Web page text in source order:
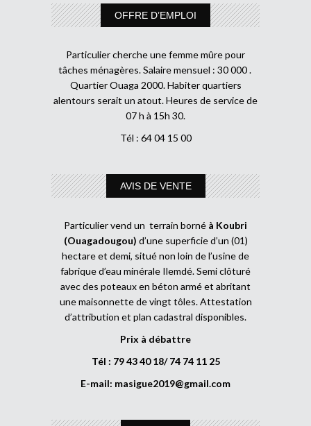
OFFRE D’EMPLOI
Particulier cherche une femme mûre pour
tâches ménagères. Salaire mensuel : 30 000 .
Quartier Ouaga 2000. Habiter quartiers
alentours serait un atout. Heures de service de
07 h à 15h 30.
Tél : 64 04 15 00
AVIS DE VENTE
Particulier vend un terrain borné à Koubri
(Ouagadougou) d’une superficie d’un (01)
hectare et demi, situé non loin de l’usine de
fabrique d’eau minérale Ilemdé. Semi clôturé
avec des poteaux en béton armé et abritant
une maisonnette de vingt tôles. Attestation
d’attribution et plan cadastral disponibles.
Prix à débattre
Tél : 79 43 40 18/ 74 74 11 25
E-mail: masigue2019@gmail.com